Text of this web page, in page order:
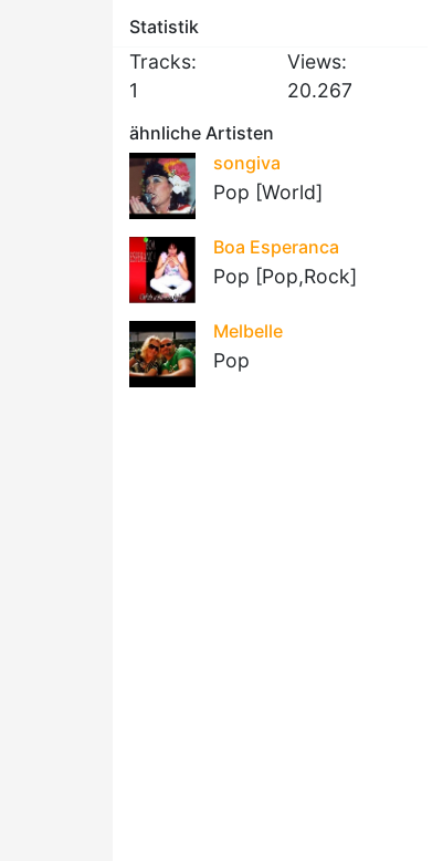
Statistik
Tracks:
1
Views:
20.267
ähnliche Artisten
songiva
Pop [World]
Boa Esperanca
Pop [Pop,Rock]
Melbelle
Pop